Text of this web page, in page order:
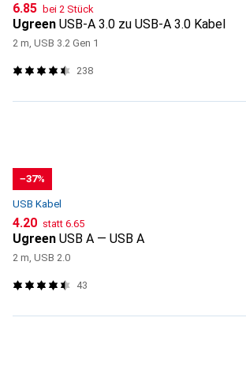
CHF
6.85 bei 2 Stück
Ugreen USB-A 3.0 zu USB-A 3.0 Kabel
2 m, USB 3.2 Gen 1
238
−37%
USB Kabel
CHF
4.20 statt CHF
6.65
Ugreen USB A — USB A
2 m, USB 2.0
43